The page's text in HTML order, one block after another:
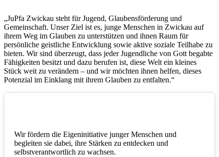
„JuPfa Zwickau steht für Jugend, Glaubensförderung und
Gemeinschaft. Unser Ziel ist es, junge Menschen in Zwickau auf
ihrem Weg im Glauben zu unterstützen und ihnen Raum für
persönliche geistliche Entwicklung sowie aktive soziale Teilhabe zu
bieten. Wir sind überzeugt, dass jeder Jugendliche von Gott begabte
Fähigkeiten besitzt und dazu berufen ist, diese Welt ein kleines
Stück weit zu verändern – und wir möchten ihnen helfen, dieses
Potenzial im Einklang mit ihrem Glauben zu entfalten.“
Wir fördern die Eigeninitiative junger Menschen und
begleiten sie dabei, ihre Stärken zu entdecken und
selbstverantwortlich zu wachsen.